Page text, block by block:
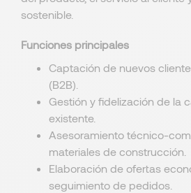
sostenible.
Funciones principales
Captación de nuevos
(B2B).
Gestión y fidelización de la
existente.
Asesoramiento técnico-
materiales de construcción.
Elaboración de ofertas
seguimiento de pedidos.